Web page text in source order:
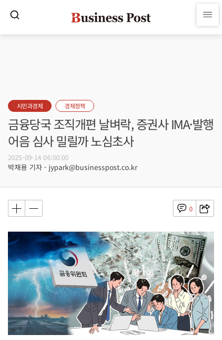
시민과경제 경제정책
금융당국 조직개편 날벼락, 증권사 IMA·발행
어음 심사 밀릴까 노심초사
2025-09-14 06:00:00
박재용 기자 - jypark@businesspost.co.kr
0